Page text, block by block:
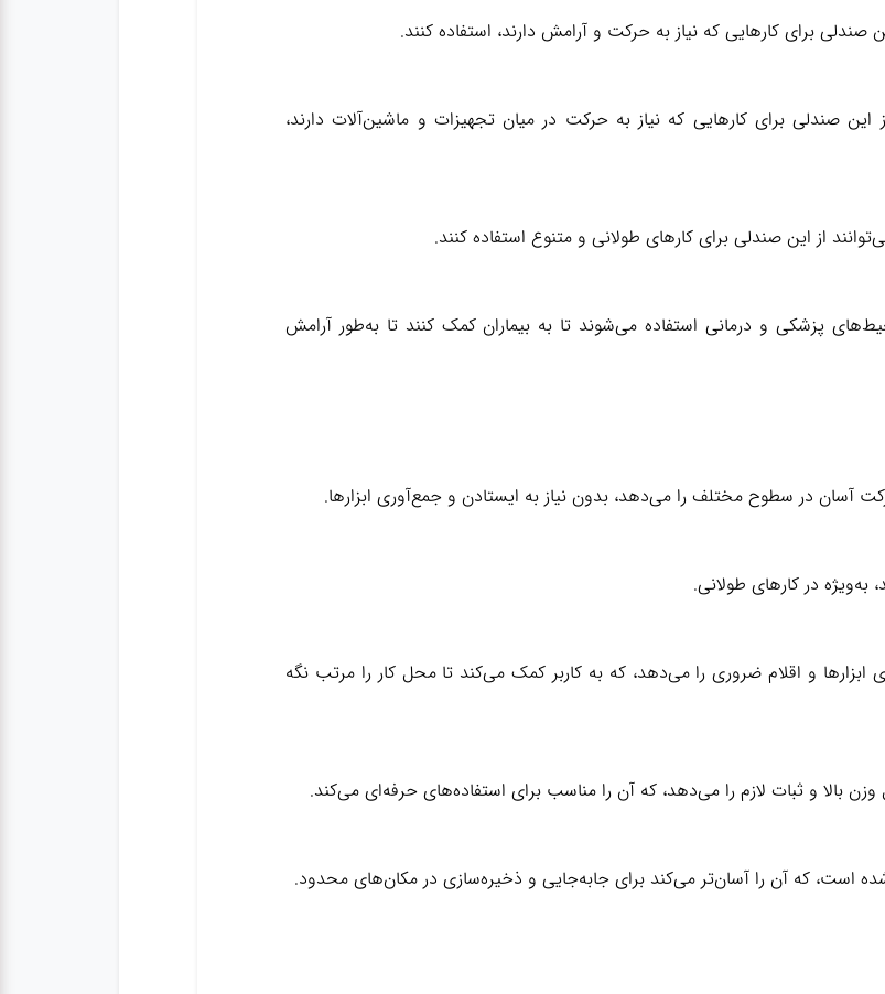
این صندلی برای کارهایی که نیاز به حرکت و آرامش دارند، استفاده کنند.
این صندلی برای کارهایی که نیاز به حرکت در میان تجهیزات و ماشین‌آلات دارند،
از این صندلی برای کارهای طولانی و متنوع استفاده کنند.
پزشکی و درمانی استفاده می‌شوند تا به بیماران کمک کنند تا به‌طور آرامش
آسان در سطوح مختلف را می‌دهد، بدون نیاز به ایستادن و جمع‌آوری ابزارها.
در کارهای طولانی.
ابزارها و اقلام ضروری را می‌دهد، که به کاربر کمک می‌کند تا محل کار را مرتب نگه
بالا و ثبات لازم را می‌دهد، که آن را مناسب برای استفاده‌های حرفه‌ای می‌کند.
است، که آن را آسان‌تر می‌کند برای جابه‌جایی و ذخیره‌سازی در مکان‌های محدود.